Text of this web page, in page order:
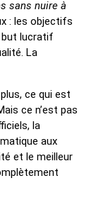
sans nuire à
: les objectifs
but lucratif
La
ce qui est
ce n’est pas
la
aux
et le meilleur